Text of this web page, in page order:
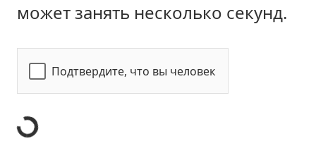
может занять несколько секунд.
Подтвердите, что вы человек